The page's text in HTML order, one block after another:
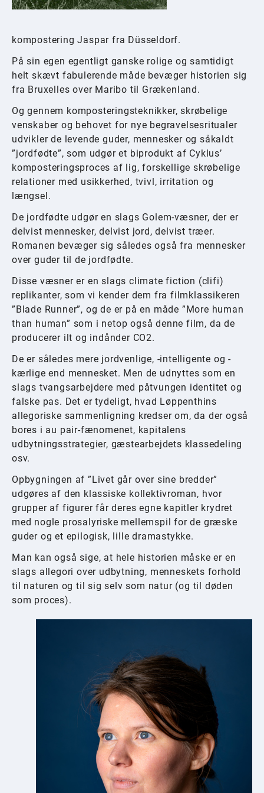
kompostering Jaspar fra Düsseldorf.
På sin egen egentligt ganske rolige og samtidigt
helt skævt fabulerende måde bevæger historien sig
fra Bruxelles over Maribo til Grækenland.
Og gennem komposteringsteknikker, skrøbelige
venskaber og behovet for nye begravelsesritualer
udvikler de levende guder, mennesker og såkaldt
”jordfødte”, som udgør et biprodukt af Cyklus’
komposteringsproces af lig, forskellige skrøbelige
relationer med usikkerhed, tvivl, irritation og
længsel.
De jordfødte udgør en slags Golem-væsner, der er
delvist mennesker, delvist jord, delvist træer.
Romanen bevæger sig således også fra mennesker
over guder til de jordfødte.
Disse væsner er en slags climate fiction (clifi)
replikanter, som vi kender dem fra filmklassikeren
”Blade Runner”, og de er på en måde ”More human
than human” som i netop også denne film, da de
producerer ilt og indånder CO2.
De er således mere jordvenlige, -intelligente og -
kærlige end mennesket. Men de udnyttes som en
slags tvangsarbejdere med påtvungen identitet og
falske pas. Det er tydeligt, hvad Løppenthins
allegoriske sammenligning kredser om, da der også
bores i au pair-fænomenet, kapitalens
udbytningsstrategier, gæstearbejdets klassedeling
osv.
Opbygningen af ”Livet går over sine bredder”
udgøres af den klassiske kollektivroman, hvor
grupper af figurer får deres egne kapitler krydret
med nogle prosalyriske mellemspil for de græske
guder og et epilogisk, lille dramastykke.
Man kan også sige, at hele historien måske er en
slags allegori over udbytning, menneskets forhold
til naturen og til sig selv som natur (og til døden
som proces).